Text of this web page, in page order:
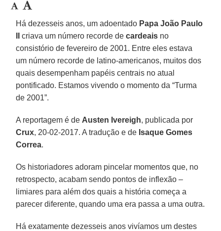
Há dezesseis anos, um adoentado Papa João Paulo
criava um número recorde decardeais no
consistório de fevereiro de 2001. Entre eles estava
um número recorde de latino-americanos, muitos dos
quais desempenham papéis centrais no atual
pontificado. Estamos vivendo o momento da “Turma
de 2001”.
A reportagem é de Austen Ivereigh, publicada por
Crux, 20-02-2017. A tradução e de Isaque Gomes
Correa.
Os historiadores adoram pincelar momentos que, no
retrospecto, acabam sendo pontos de inflexão –
limiares para além dos quais a história começa a
parecer diferente, quando uma era passa a uma outra.
Há exatamente dezesseis anos vivíamos um destes